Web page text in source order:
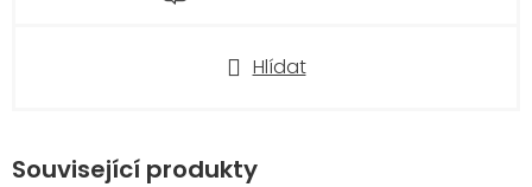
Hlídat
Související produkty